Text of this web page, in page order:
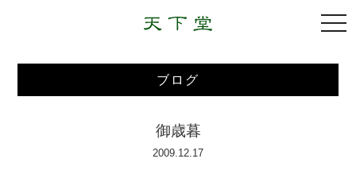
ブログ
御歳暮
2009.12.17